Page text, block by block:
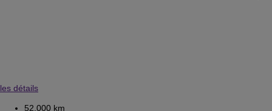
les détails
52.000 km